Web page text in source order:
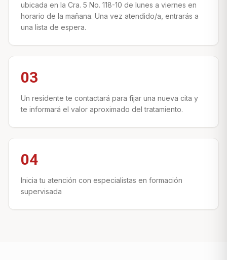
ubicada en la Cra. 5 No. 118-10 de lunes a viernes en
horario de la mañana. Una vez atendido/a, entrarás a
una lista de espera.
03
Un residente te contactará para fijar una nueva cita y
te informará el valor aproximado del tratamiento.
04
Inicia tu atención con especialistas en formación
supervisada